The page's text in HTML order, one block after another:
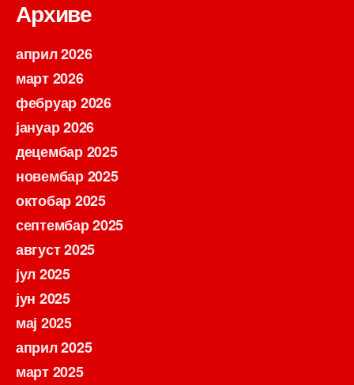
Архиве
април 2026
март 2026
фебруар 2026
јануар 2026
децембар 2025
новембар 2025
октобар 2025
септембар 2025
август 2025
јул 2025
јун 2025
мај 2025
април 2025
март 2025